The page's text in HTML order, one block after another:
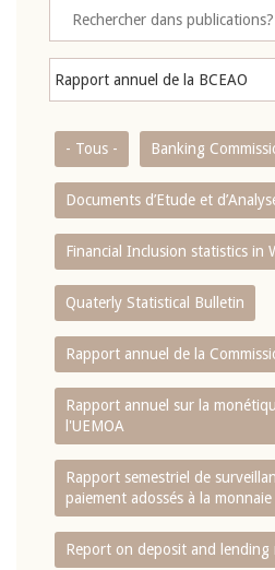
- Tous - Banking
Documents d’Etude et
Financial Inclusion statistics in
Quaterly Statistical Bulletin
Rapport annuel de la
Rapport annuel sur la
l'UEMOA
Rapport semestriel de
paiement adossés à la
Report on deposit and lending